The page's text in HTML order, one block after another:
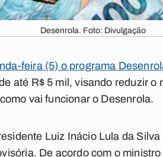
Desenrola. Foto: Divulgação
feira (5) o programa
até R$ 5 mil, visando reduzir
vai funcionar o Desenrola.
Luiz Inácio Lula da
De acordo com o